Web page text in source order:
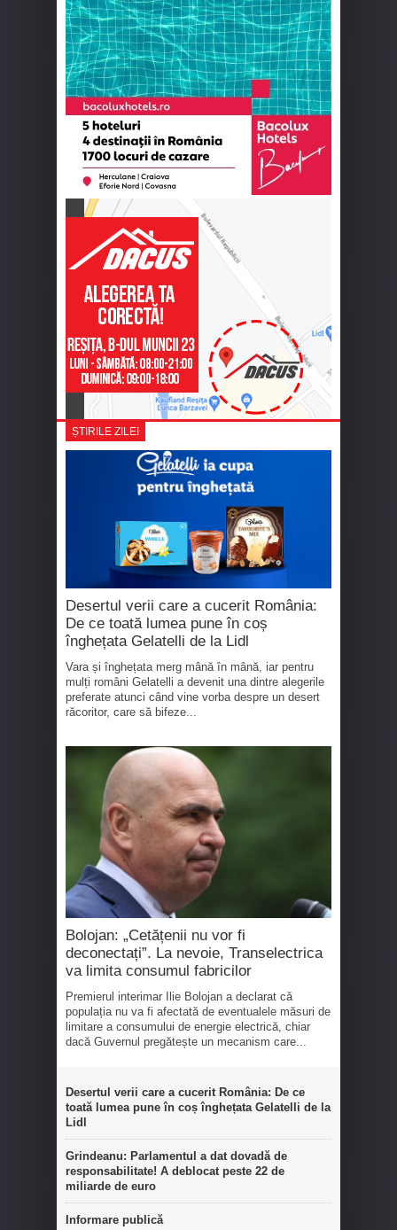
ȘTIRILE ZILEI
Desertul verii care a cucerit România:
De ce toată lumea pune în coș
înghețata Gelatelli de la Lidl
Vara și înghețata merg mână în mână, iar pentru
mulți români Gelatelli a devenit una dintre alegerile
preferate atunci când vine vorba despre un desert
răcoritor, care să bifeze...
Bolojan: „Cetățenii nu vor fi
deconectați”. La nevoie, Transelectrica
va limita consumul fabricilor
Premierul interimar Ilie Bolojan a declarat că
populația nu va fi afectată de eventualele măsuri de
limitare a consumului de energie electrică, chiar
dacă Guvernul pregătește un mecanism care...
Desertul verii care a cucerit România: De ce
toată lumea pune în coș înghețata Gelatelli de la
Lidl
Grindeanu: Parlamentul a dat dovadă de
responsabilitate! A deblocat peste 22 de
miliarde de euro
Informare publică